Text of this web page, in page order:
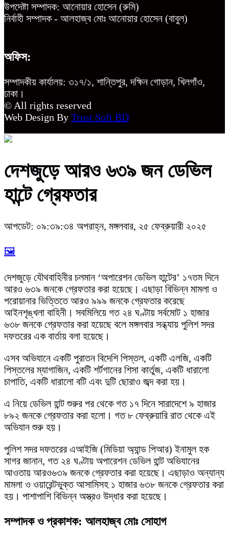
উপদেষ্টা সম্পাদক: আনোয়ার হোসেন (রুমি)
নির্বাহী সম্পাদক - আলহাজ্ব মোঃ আনোয়ার হোসেন (বাবুল)
অফিস:
সম্পাদকীয় কার্যালয়: ৩১৭/১, শান্তিপুর, দক্ষিন গোড়ান, খিলগাঁও,
ঢাকা।
© All rights reserved
Web Design By Trust Soft BD
দেশজুড়ে আরও ৬৩৯ জন ডেভিল
হান্টে গ্রেফতার
আপডেট: ০৯:৩৯:৩৪ অপরাহ্ন, মঙ্গলবার, ২৫ ফেব্রুয়ারী ২০২৫
🖼️
দেশজুড়ে যৌথবাহিনীর চলমান ‘অপারেশন ডেভিল হান্টের’ ১৭তম দিনে
আরও ৬৩৯ জনকে গ্রেফতার করা হয়েছে। এছাড়া বিভিন্ন মামলা ও
পরোয়ানার ভিত্তিতে আরও ৯৯৯ জনকে গ্রেফতার করেছে
আইনশৃঙ্খলা বাহিনী। সবমিলিয়ে গত ২৪ ঘণ্টায় সর্বমোট ১ হাজার
৬৩৮ জনকে গ্রেফতার করা হয়েছে বলে মঙ্গলবার সন্ধ্যায় পুলিশ সদর
দফতরের এক বার্তায় বলা হয়েছে।
এসব অভিযানে একটি পুরাতন বিদেশি পিস্তল, একটি এলজি, একটি
পিস্তলের ম্যাগাজিন, একটি শর্টগানের শিসা কার্তুজ, একটি ধারালো
চাপাতি, একটি ধারালো বটি এবং দুটি ছোরাও জব্দ করা হয়।
এ নিয়ে ডেভিল হান্ট শুরুর পর থেকে গত ১৭ দিনে সারাদেশে ৯ হাজার
৮৯২ জনকে গ্রেফতার করা হলো। গত ৮ ফেব্রুয়ারি রাত থেকে এই
অভিযান শুরু হয়।
পুলিশ সদর দফতরের এআইজি (মিডিয়া অ্যান্ড পিআর) ইনামুল হক
সাগর জানান, গত ২৪ ঘণ্টায় অপারেশন ডেভিল হান্ট অভিযানের
আওতায় আরও৬৩৯ জনকে গ্রেফতার করা হয়েছে। এছাড়াও অন্যান্য
মামলা ও ওয়ারেন্টভুক্ত আসামিসহ ১ হাজার ৬৩৮ জনকে গ্রেফতার করা
হয়। পাশাপাশি বিভিন্ন অস্ত্রও উদ্ধার করা হয়েছে।
সম্পাদক ও প্রকাশক: আলহাজ্ব মোঃ সোহাগ